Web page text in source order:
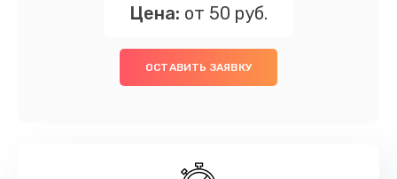
Цена: от 50 руб.
ОСТАВИТЬ ЗАЯВКУ